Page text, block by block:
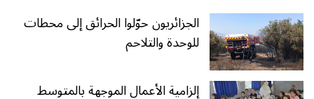
الجزائريون حوّلوا الحرائق إلى محطات
للوحدة والتلاحم
إلزامية الأعمال الموجهة بالمتوسط